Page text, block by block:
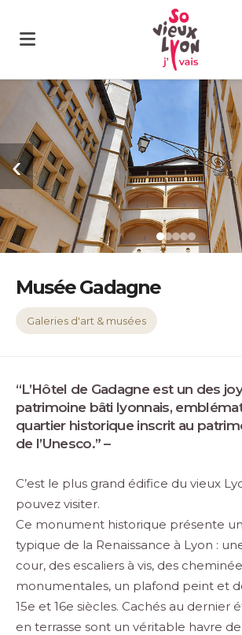
‹
Musée Gadagne
Galeries d'art & musées
“L’Hôtel de Gadagne est un des
patrimoine bâti lyonnais,
quartier historique inscrit au
de l’Unesco.” –
C’est le plus grand édifice du vieux
pouvez visiter.
Ce monument historique présente
typique de la Renaissance à Lyon :
cour, des escaliers à vis, des
monumentales, un plafond peint et
15e et 16e siècles. Cachés au dernier
en terrasse sont un véritable havre